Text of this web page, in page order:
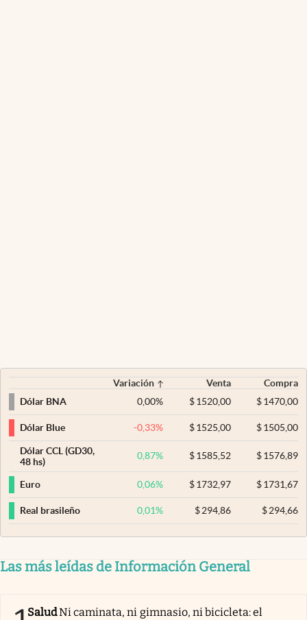
Variación Venta
Compra
Dólar BNA
0,00% $ 1520,00 $1470,00
Dólar Blue -0,33% $ 1525,00 $1505,00
Dólar CCL (GD30,
48 hs)
0,87% $ 1585,52 $1576,89
Euro 0,06% $ 1732,97 $1731,67
Real brasileño 0,01% $ 294,86 $294,66
Las más leídas de Información General
SaludNi caminata, ni gimnasio, ni bicicleta: el